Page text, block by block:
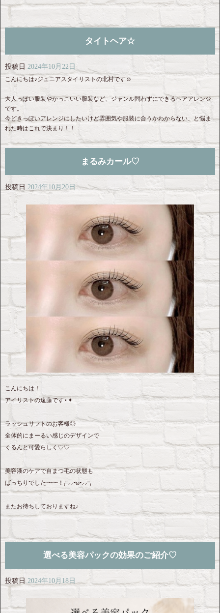
タイトヘア☆
投稿日 2024年10月22日
こんにちは♪ジュニアスタイリストの北村です☺︎
大人っぽい服装やかっこいい服装など、ジャンル問わずにできるヘアアレンジ
です。
今どきっぽいアレンジにしたいけど雰囲気や服装に合うかわからない、と悩ま
れた時はこれで決まり！！
まるみカール♡
投稿日 2024年10月20日
こんにちは！
アイリストの遠藤です⋆✦
ラッシュリフトのお客様◎
全体的にまーるい感じのデザインで
くるんと可愛らしく♡♡
美容液のケアで自まつ毛の状態も
ばっちりでした〜〜！₍ᐢ⸝⸝•ω•⸝⸝ᐢ₎
またお待ちしておりますね♩
選べる美容パックの効果のご紹介♡
投稿日 2024年10月18日